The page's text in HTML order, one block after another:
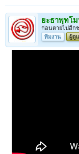
ยะธาพุทโ
ก่อนตายไปอีกช
ทีมงาน
ผู้ดู